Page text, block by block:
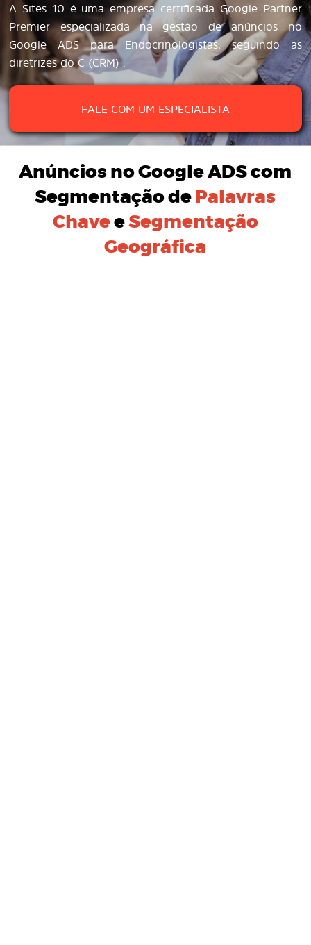
A Sites 10 é uma empresa certificada Google Partner
Premier especializada na gestão de anúncios no
Google ADS para Endocrinologistas, seguindo as
diretrizes do C (CRM) .
FALE COM UM ESPECIALISTA
Anúncios no Google ADS com
Segmentação de Palavras
ChaveeSegmentação
Geográfica